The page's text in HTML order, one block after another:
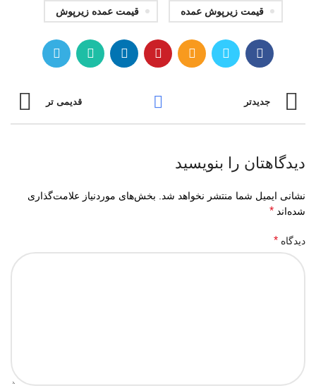
قیمت زیرپوش عمده قیمت عمده زیرپوش
جدیدتر قدیمی تر
دیدگاهتان را بنویسید
نشانی ایمیل شما منتشر نخواهد شد. بخش‌های موردنیاز علامت‌گذاری
شده‌اند *
دیدگاه *